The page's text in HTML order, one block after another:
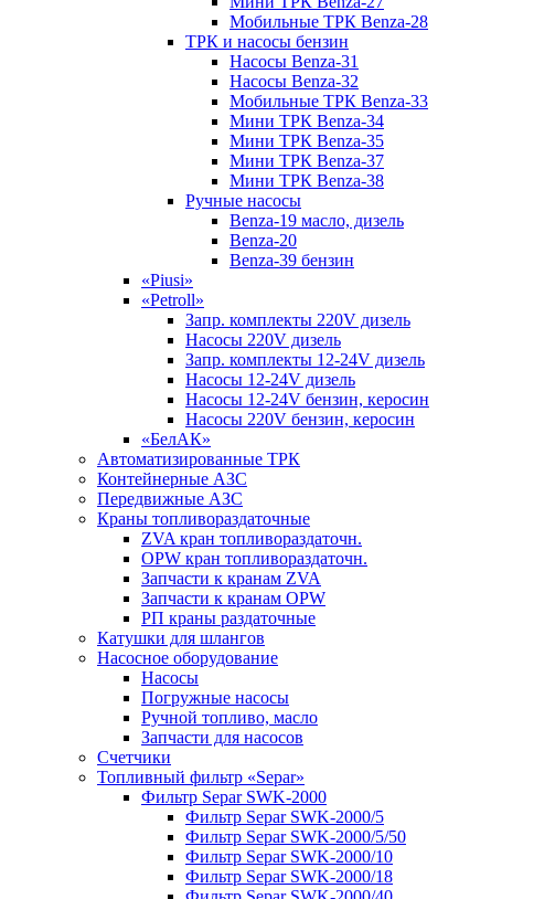
Мобильные ТРК Benza-28
ТРК и насосы бензин
Насосы Benza-31
Насосы Benza-32
Мобильные ТРК Benza-33
Мини ТРК Benza-34
Мини ТРК Benza-35
Мини ТРК Benza-37
Мини ТРК Benza-38
Ручные насосы
Benza-19 масло, дизель
Benza-20
Benza-39 бензин
«Piusi»
«Petroll»
Запр. комплекты 220V дизель
Насосы 220V дизель
Запр. комплекты 12-24V дизель
Насосы 12-24V дизель
Насосы 12-24V бензин, керосин
Насосы 220V бензин, керосин
«БелАК»
Автоматизированные ТРК
Контейнерные АЗС
Передвижные АЗС
Краны топливораздаточные
ZVA кран топливораздаточн.
OPW кран топливораздаточн.
Запчасти к кранам ZVA
Запчасти к кранам OPW
РП краны раздаточные
Катушки для шлангов
Насосное оборудование
Насосы
Погружные насосы
Ручной топливо, масло
Запчасти для насосов
Счетчики
Топливный фильтр «Separ»
Фильтр Separ SWK-2000
Фильтр Separ SWK-2000/5
Фильтр Separ SWK-2000/5/50
Фильтр Separ SWK-2000/10
Фильтр Separ SWK-2000/18